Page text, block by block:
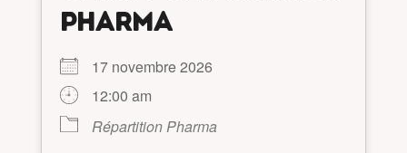
PHARMA
17 novembre 2026
12:00 am
Répartition Pharma